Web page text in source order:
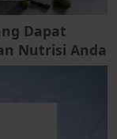
Dapat
Nutrisi Anda